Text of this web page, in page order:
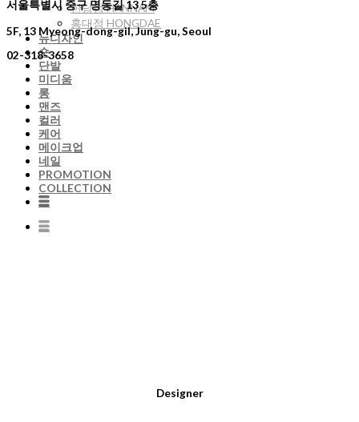
한남점 HANNAM
홍대점 HONGDAE
뉴디자인
숏
단발
미디움
롱
맨즈
컬러
케어
메이크업
네일
PROMOTION
COLLECTION
서울특별시 중구 명동길 13 5층
5F, 13 Myeong-dong-gil, Jung-gu, Seoul
02-318-3658
Designer